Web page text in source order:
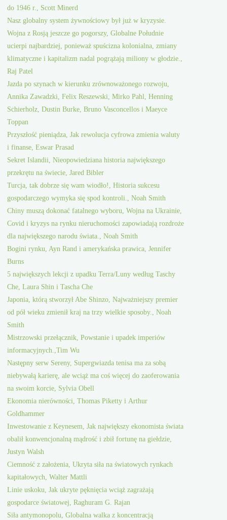
do 1946 r., Scott Minerd
Nasz globalny system żywnościowy był już w kryzysie.
Wojna z Rosją jeszcze go pogorszy, Globalne Południe
ucierpi najbardziej, ponieważ spuścizna kolonialna, zmiany
klimatyczne i kapitalizm nadal pogrążają miliony w głodzie.,
Raj Patel
Jazda po szynach w kierunku zrównoważonego rozwoju,
Annika Zawadzki, Felix Reszewski, Mirko Pahl, Henning
Schierholz, Dustin Burke, Bruno Vasconcellos i Maeyce
Toppan
Przyszłość pieniądza, Jak rewolucja cyfrowa zmienia waluty
i finanse, Eswar Prasad
Sekret Islandii, Nieopowiedziana historia największego
przekrętu na świecie, Jared Bibler
Turcja, tak dobrze się wam wiodło!, Historia sukcesu
gospodarczego wymyka się spod kontroli., Noah Smith
Chiny muszą dokonać fatalnego wyboru, Wojna na Ukrainie,
Covid i kryzys na rynku nieruchomości zapowiadają rozdroże
dla największego narodu świata., Noah Smith
Bogini rynku, Ayn Rand i amerykańska prawica, Jennifer
Burns
5 największych lekcji z upadku Terra/Luny według Taschy
Che, Laura Shin i Tascha Che
Japonia, którą stworzył Abe Shinzo, Najważniejszy premier
od pół wieku zmienił kraj na trzy wielkie sposoby., Noah
Smith
Mistrzowski przełącznik, Powstanie i upadek imperiów
informacyjnych.,Tim Wu
Następny serw Sereny, Supergwiazda tenisa ma za sobą
niebywałą karierę, ale wciąż ma coś więcej do zaoferowania
na swoim korcie, Sylvia Obell
Ekonomia nierówności, Thomas Piketty i Arthur
Goldhammer
Inwestowanie z Keynesem, Jak największy ekonomista świata
obalił konwencjonalną mądrość i zbił fortunę na giełdzie,
Justyn Walsh
Ciemność z założenia, Ukryta siła na światowych rynkach
kapitałowych, Walter Mattli
Linie uskoku, Jak ukryte pęknięcia wciąż zagrażają
gospodarce światowej, Raghuram G. Rajan
Siła antymonopolu, Globalna walka z koncentracją